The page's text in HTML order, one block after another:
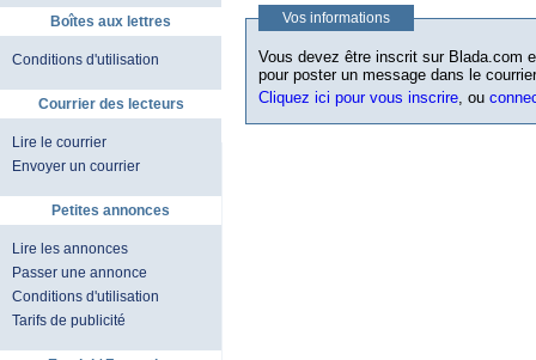
Boîtes aux lettres
Conditions d'utilisation
Courrier des lecteurs
Lire le courrier
Envoyer un courrier
Petites annonces
Lire les annonces
Passer une annonce
Conditions d'utilisation
Tarifs de publicité
Vos informations
Vous devez être inscrit sur Blada.com
pour poster un message dans le
Cliquez ici pour vous inscrire, ou